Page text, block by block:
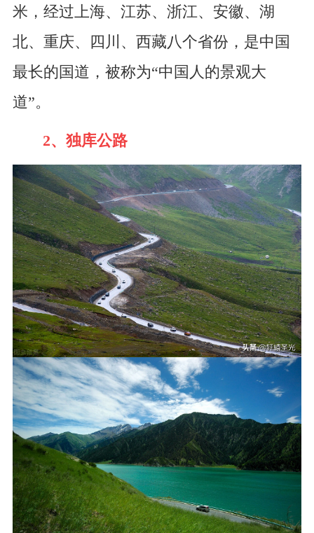
米，经过上海、江苏、浙江、安徽、湖
北、重庆、四川、西藏八个省份，是中国
最长的国道，被称为“中国人的景观大
道”。
2、独库公路